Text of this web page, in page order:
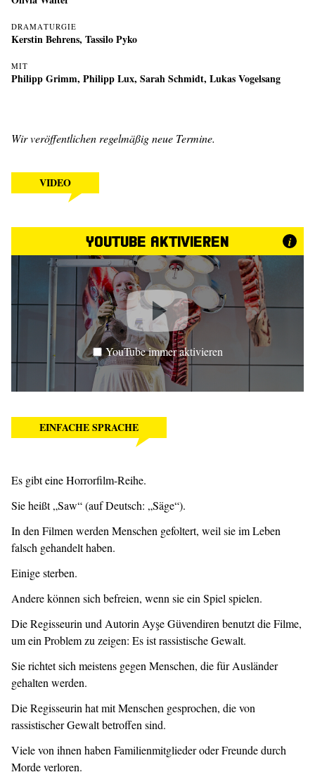
DRAMATURGIE
Kerstin Behrens, Tassilo Pyko
MIT
Philipp Grimm, Philipp Lux, Sarah Schmidt, Lukas Vogelsang
Wir veröffentlichen regelmäßig neue Termine.
VIDEO
YouTube aktivieren i
YouTube immer aktivieren
EINFACHE SPRACHE
Es gibt eine Horrorfilm-Reihe.
Sie heißt „Saw“ (auf Deutsch: „Säge“).
In den Filmen werden Menschen gefoltert, weil sie im Leben
falsch gehandelt haben.
Einige sterben.
Andere können sich befreien, wenn sie ein Spiel spielen.
Die Regisseurin und Autorin Ayşe Güvendiren benutzt die Filme,
um ein Problem zu zeigen: Es ist rassistische Gewalt.
Sie richtet sich meistens gegen Menschen, die für Ausländer
gehalten werden.
Die Regisseurin hat mit Menschen gesprochen, die von
rassistischer Gewalt betroffen sind.
Viele von ihnen haben Familienmitglieder oder Freunde durch
Morde verloren.